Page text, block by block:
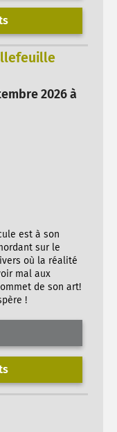
2026 à
est à son
sur le
où la réalité
mal aux
de son art!
!